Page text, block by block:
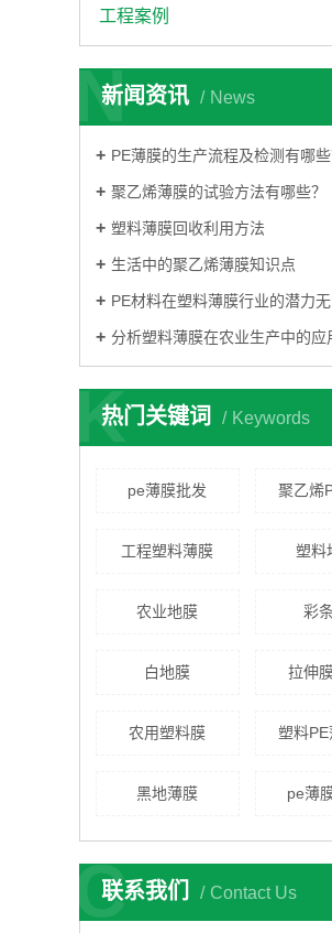
工程案例
新闻资讯 News
N
PE薄膜的生产流程及检测有哪些
聚乙烯薄膜的试验方法有哪些？
塑料薄膜回收利用方法
生活中的聚乙烯薄膜知识点
PE材料在塑料薄膜行业的潜力
分析塑料薄膜在农业生产中的应
热门关键词 Keywords
K
pe薄膜批发 聚乙烯
工程塑料薄膜 塑料
农业地膜 彩
白地膜 拉伸
农用塑料膜 塑料
黑地薄膜 pe薄
联系我们 Contact Us
C